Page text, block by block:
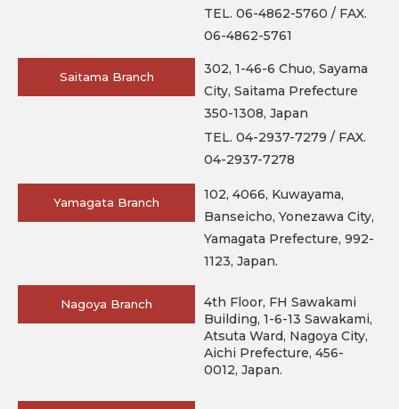
TEL. 06-4862-5760 / FAX.
06-4862-5761
Saitama Branch
302, 1-46-6 Chuo, Sayama
City, Saitama Prefecture
350-1308, Japan
TEL. 04-2937-7279 / FAX.
04-2937-7278
Yamagata Branch
102, 4066, Kuwayama,
Banseicho, Yonezawa City,
Yamagata Prefecture, 992-
1123, Japan.
Nagoya Branch
4th Floor, FH Sawakami
Building, 1-6-13 Sawakami,
Atsuta Ward, Nagoya City,
Aichi Prefecture, 456-
0012, Japan.